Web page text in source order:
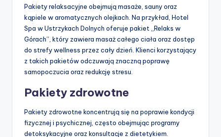
Pakiety relaksacyjne obejmują masaże, sauny oraz
kąpiele w aromatycznych olejkach. Na przykład, Hotel
Spa w Ustrzykach Dolnych oferuje pakiet „Relaks w
Górach”, który zawiera masaż całego ciała oraz dostęp
do strefy wellness przez cały dzień. Klienci korzystający
z takich pakietów odczuwają znaczną poprawę
samopoczucia oraz redukcję stresu.
Pakiety zdrowotne
Pakiety zdrowotne koncentrują się na poprawie kondycji
fizycznej i psychicznej, często obejmując programy
detoksykacyjne oraz konsultacje z dietetykiem.